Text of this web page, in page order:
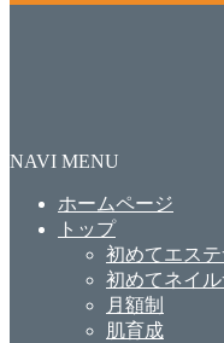
NAVI MENU
ホームページ
トップ
初めてエス
初めてネイ
月額制
肌育成